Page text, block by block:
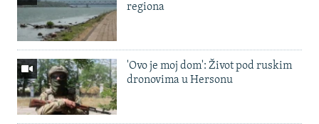
regiona
'Ovo je moj dom': Život pod ruskim
dronovima u Hersonu